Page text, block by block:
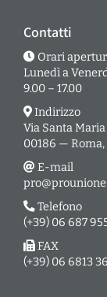
Contatti
Orari
Lunedì a
9.00 – 17.00
Indirizzo
Via Santa
00186 — Roma,
E-mail
Telefono
(+39) 06 687
FAX
(+39) 06 6813